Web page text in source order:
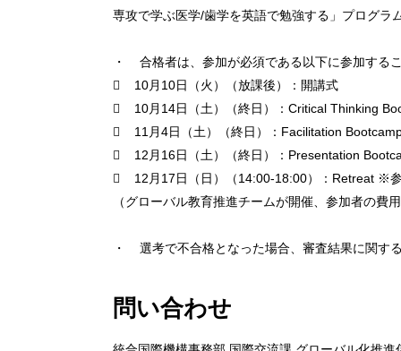
専攻で学ぶ医学/歯学を英語で勉強する」プログラ
・ 合格者は、参加が必須である以下に参加する
 10月10日（火）（放課後）：開講式
 10月14日（土）（終日）：Critical Thinking
 11月4日（土）（終日）：Facilitation
 12月16日（土）（終日）：Presentation
 12月17日（日）（14:00-18:00）：Retreat ※
（グローバル教育推進チームが開催、参加者の費
・ 選考で不合格となった場合、審査結果に関す
問い合わせ